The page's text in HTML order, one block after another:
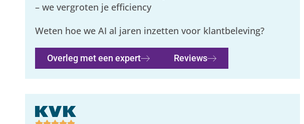
– we vergroten je efficiency
Weten hoe we AI al jaren inzetten voor klantbeleving?
Overleg met een expert Reviews